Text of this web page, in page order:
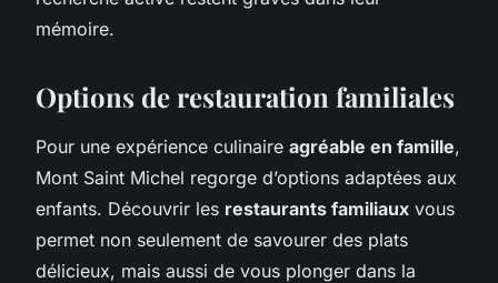
mémoire.
Options de restauration familiales
Pour une expérience culinaire agréable en famille,
Mont Saint Michel regorge d’options adaptées aux
enfants. Découvrir les restaurants familiaux vous
permet non seulement de savourer des plats
délicieux, mais aussi de vous plonger dans la